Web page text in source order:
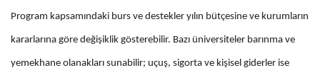
Program kapsamındaki burs ve destekler yılın bütçesine ve kurumların
kararlarına göre değişiklik gösterebilir. Bazı üniversiteler barınma ve
yemekhane olanakları sunabilir; uçuş, sigorta ve kişisel giderler ise